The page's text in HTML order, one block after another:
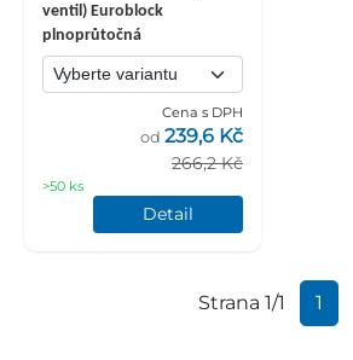
ventil) Euroblock
plnoprůtočná
Cena s DPH
266,2 Kč
od 239,6 Kč
>50 ks
Detail
Strana 1/1 1